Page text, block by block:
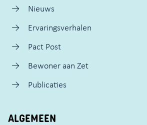
Nieuws
Ervaringsverhalen
Pact Post
Bewoner aan Zet
Publicaties
ALGEMEEN